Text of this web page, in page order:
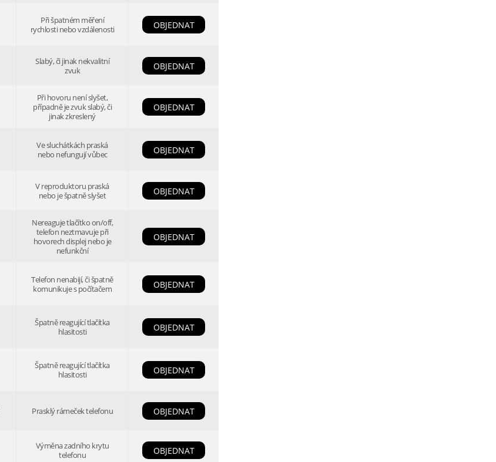
Při špatném měření
rychlosti nebo vzdálenosti
OBJEDNAT
Slabý, či jinak nekvalitní
zvuk
OBJEDNAT
Při hovoru není slyšet,
případně je zvuk slabý, či
jinak zkreslený
OBJEDNAT
Ve sluchátkách praská
nebo nefungují vůbec
OBJEDNAT
V reproduktoru praská
nebo je špatně slyšet
OBJEDNAT
Nereaguje tlačítko on/off,
telefon neztmavuje při
hovorech displej nebo je
nefunkční
OBJEDNAT
Telefon nenabijí, či špatně
komunikuje s počítačem
OBJEDNAT
Špatně reagující tlačítka
hlasitosti
OBJEDNAT
Špatně reagující tlačítka
hlasitosti
OBJEDNAT
Prasklý rámeček telefonu OBJEDNAT
Výměna zadního krytu
telefonu
OBJEDNAT